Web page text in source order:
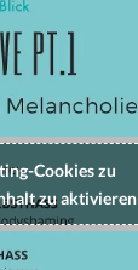
Cookies zu
zu aktivieren